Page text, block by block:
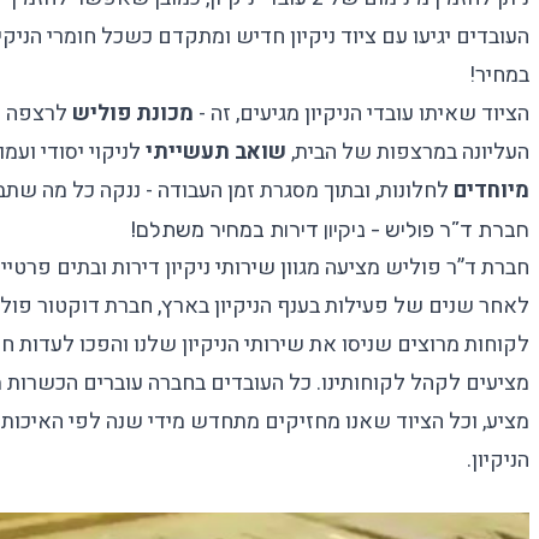
העובדים יגיעו עם ציוד ניקיון חדיש ומתקדם כשכל חומרי
במחיר!
הציוד שאיתו עובדי הניקיון מגיעים, זה - מכונת פוליש לרצפה
העליונה במרצפות של הבית,שואב תעשייתילניקוי יסודי
מיוחדים לחלונות, ובתוך מסגרת זמן העבודה - ננקה כל מה
חברת ד”ר פוליש - ניקיון דירות במחיר משתלם!
חברת ד”ר פוליש מציעה מגוון שירותי ניקיון דירות ובתים
לאחר שנים של פעילות בענף הניקיון בארץ, חברת דוקטור
לקוחות מרוצים שניסו את שירותי הניקיון שלנו והפכו
מציעים לקהל לקוחותינו. כל העובדים בחברה עוברים
מציע, וכל הציוד שאנו מחזיקים מתחדש מידי שנה לפי
הניקיון.